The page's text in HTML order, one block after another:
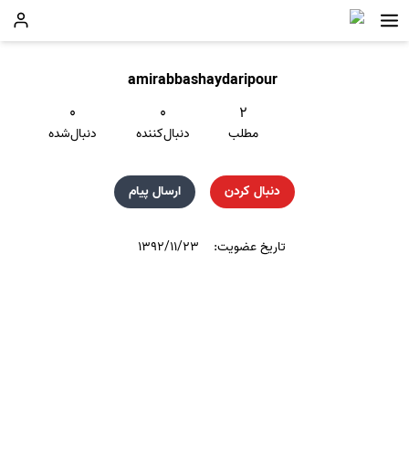
amirabbashaydaripour
۲
مطلب
۰
دنبال‌کننده
۰
دنبال‌شده
دنبال کردن ارسال پیام
تاریخ عضویت: ۱۳۹۲/۱۱/۲۳